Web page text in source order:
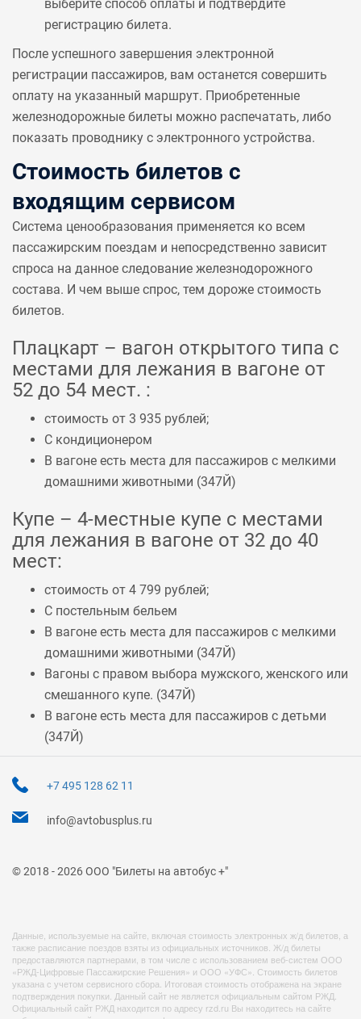
выберите способ оплаты и подтвердите
регистрацию билета.
После успешного завершения электронной
регистрации пассажиров, вам останется совершить
оплату на указанный маршрут. Приобретенные
железнодорожные билеты можно распечатать, либо
показать проводнику с электронного устройства.
Стоимость билетов с
входящим сервисом
Система ценообразования применяется ко всем
пассажирским поездам и непосредственно зависит
спроса на данное следование железнодорожного
состава. И чем выше спрос, тем дороже стоимость
билетов.
Плацкарт – вагон открытого типа с
местами для лежания в вагоне от
52 до 54 мест. :
стоимость от 3 935 рублей;
С кондиционером
В вагоне есть места для пассажиров с мелкими
домашними животными (347Й)
Купе – 4-местные купе с местами
для лежания в вагоне от 32 до 40
мест:
стоимость от 4 799 рублей;
С постельным бельем
В вагоне есть места для пассажиров с мелкими
домашними животными (347Й)
Вагоны с правом выбора мужского, женского или
смешанного купе. (347Й)
В вагоне есть места для пассажиров с детьми
(347Й)
+7 495 128 62 11
info@avtobusplus.ru
© 2018 - 2026 ООО "Билеты на автобус +"
Данные, используемые на сайте, включая стоимость электронных ж/д билетов, а
также расписание поездов взяты из официальных источников. Ж/д билеты
предоставляются партнерами, в том числе с использованием веб-систем ООО
«РЖД-Цифровые Пассажирские Решения» и ООО «УФС». Стоимость билетов
указана с учетом сервисного сбора. Итоговая стоимость отображена на экране
подтверждения покупки. Данный сайт не является официальным сайтом РЖД.
Официальный сайт РЖД находится по адресу rzd.ru Вы находитесь на сайте